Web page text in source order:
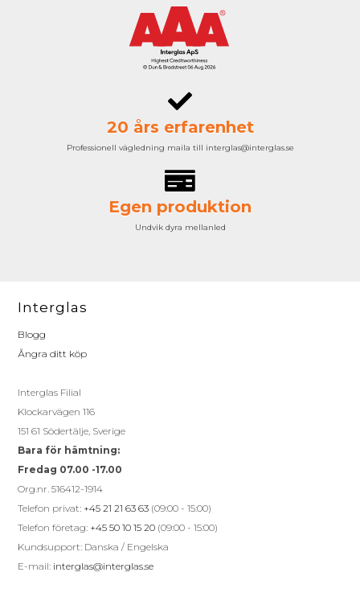
20 års erfarenhet
Professionell vägledning maila till interglas@interglas.se
Egen produktion
Undvik dyra mellanled
Interglas
Blogg
Ångra ditt köp
Interglas Filial
Klockarvägen 116
151 61 Södertälje, Sverige
Bara för hämtning:
Fredag 07.00 -17.00
Org.nr. 516412-1914
Telefon privat: +45 21 21 63 63 (09:00 - 15:00)
Telefon företag: +45 50 10 15 20 (09:00 - 15:00)
Kundsupport: Danska / Engelska
E-mail: interglas@interglas.se